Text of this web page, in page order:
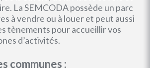
La SEMCODA possède un parc
à vendre ou à louer et peut aussi
tènements pour accueillir vos
d’activités.
communes :